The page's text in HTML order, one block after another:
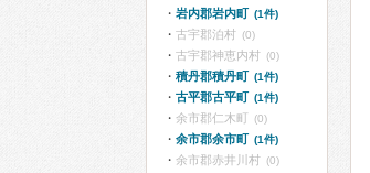
岩内郡岩内町 (1件)
古宇郡泊村 (0)
古宇郡神恵内村 (0)
積丹郡積丹町 (1件)
古平郡古平町 (1件)
余市郡仁木町 (0)
余市郡余市町 (1件)
余市郡赤井川村 (0)